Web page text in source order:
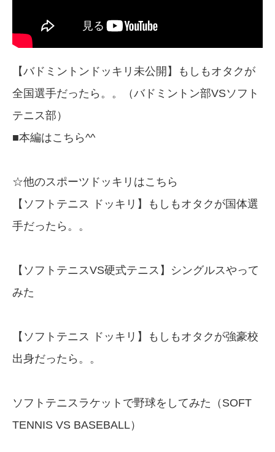
【バドミントンドッキリ未公開】もしもオタクが
全国選手だったら。。（バドミントン部VSソフト
テニス部）
■本編はこちら^^
☆他のスポーツドッキリはこちら
【ソフトテニス ドッキリ】もしもオタクが国体選
手だったら。。
【ソフトテニスVS硬式テニス】シングルスやって
みた
【ソフトテニス ドッキリ】もしもオタクが強豪校
出身だったら。。
ソフトテニスラケットで野球をしてみた（SOFT
TENNIS VS BASEBALL）